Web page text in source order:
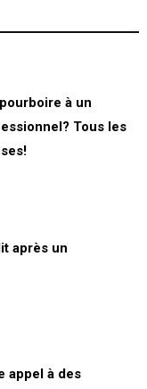
à un
Tous les
après un
appel à des